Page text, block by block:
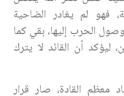
فهو لم يغادر الضاحية
الحرب إليها، بقي كما
ليؤكد أن القائد لا يترك
معظم القادة، صار قرار